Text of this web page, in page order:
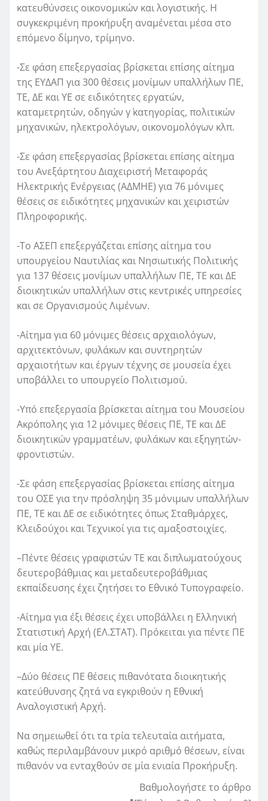
κατευθύνσεις οικονομικών και λογιστικής. Η
συγκεκριμένη προκήρυξη αναμένεται μέσα στο
επόμενο δίμηνο, τρίμηνο.
-Σε φάση επεξεργασίας βρίσκεται επίσης αίτημα
της ΕΥΔΑΠ για 300 θέσεις μονίμων υπαλλήλων ΠΕ,
ΤΕ, ΔΕ και ΥΕ σε ειδικότητες εργατών,
καταμετρητών, οδηγών γ΄ κατηγορίας, πολιτικών
μηχανικών, ηλεκτρολόγων, οικονομολόγων κλπ.
-Σε φάση επεξεργασίας βρίσκεται επίσης αίτημα
του Ανεξάρτητου Διαχειριστή Μεταφοράς
Ηλεκτρικής Ενέργειας (ΑΔΜΗΕ) για 76 μόνιμες
θέσεις σε ειδικότητες μηχανικών και χειριστών
Πληροφορικής.
-Το ΑΣΕΠ επεξεργάζεται επίσης αίτημα του
υπουργείου Ναυτιλίας και Νησιωτικής Πολιτικής
για 137 θέσεις μονίμων υπαλλήλων ΠΕ, ΤΕ και ΔΕ
διοικητικών υπαλλήλων στις κεντρικές υπηρεσίες
και σε Οργανισμούς Λιμένων.
-Αίτημα για 60 μόνιμες θέσεις αρχαιολόγων,
αρχιτεκτόνων, φυλάκων και συντηρητών
αρχαιοτήτων και έργων τέχνης σε μουσεία έχει
υποβάλλει το υπουργείο Πολιτισμού.
-Υπό επεξεργασία βρίσκεται αίτημα του Μουσείου
Ακρόπολης για 12 μόνιμες θέσεις ΠΕ, ΤΕ και ΔΕ
διοικητικών γραμματέων, φυλάκων και εξηγητών-
φροντιστών.
-Σε φάση επεξεργασίας βρίσκεται επίσης αίτημα
του ΟΣΕ για την πρόσληψη 35 μόνιμων υπαλλήλων
ΠΕ, ΤΕ και ΔΕ σε ειδικότητες όπως Σταθμάρχες,
Κλειδούχοι και Τεχνικοί για τις αμαξοστοιχίες.
–Πέντε θέσεις γραφιστών ΤΕ και διπλωματούχους
δευτεροβάθμιας και μεταδευτεροβάθμιας
εκπαίδευσης έχει ζητήσει το Εθνικό Τυπογραφείο.
-Αίτημα για έξι θέσεις έχει υποβάλλει η Ελληνική
Στατιστική Αρχή (ΕΛ.ΣΤΑΤ). Πρόκειται για πέντε ΠΕ
και μία ΥΕ.
–Δύο θέσεις ΠΕ θέσεις πιθανότατα διοικητικής
κατεύθυνσης ζητά να εγκριθούν η Εθνική
Αναλογιστική Αρχή.
Να σημειωθεί ότι τα τρία τελευταία αιτήματα,
καθώς περιλαμβάνουν μικρό αριθμό θέσεων, είναι
πιθανόν να ενταχθούν σε μία ενιαία Προκήρυξη.
Βαθμολογήστε το άρθρο